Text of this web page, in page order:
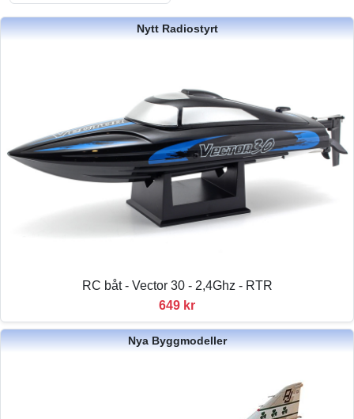
Nytt Radiostyrt
RC båt - Vector 30 - 2,4Ghz - RTR
649 kr
Nya Byggmodeller